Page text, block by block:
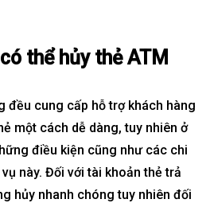
thể hủy thẻ ATM
đều cung cấp hỗ trợ khách hàng
một cách dễ dàng, tuy nhiên ở
điều kiện cũng như các chi
này. Đối với tài khoản thẻ trả
hủy nhanh chóng tuy nhiên đối